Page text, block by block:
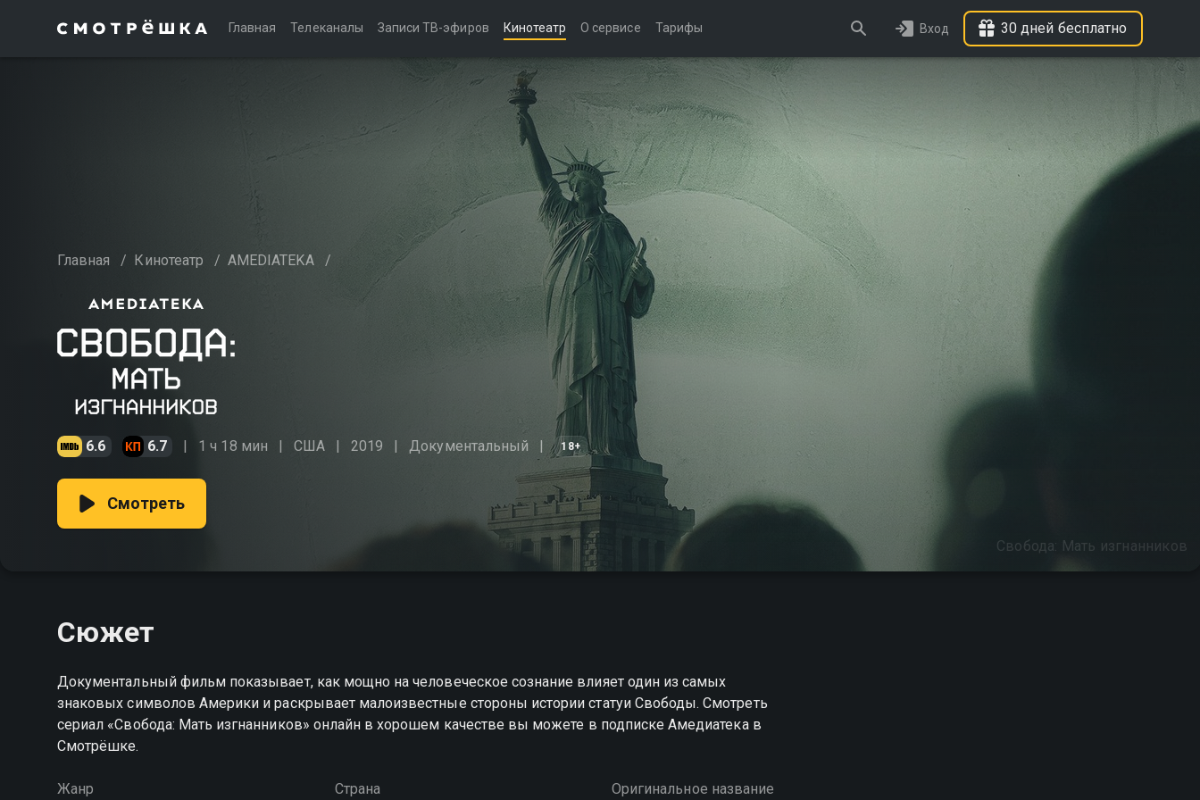
Главная Телеканалы Записи ТВ-эфиров Кинотеатр О сервисе Тарифы Вход 30 дней бесплатно
Главная / Кинотеатр / AMEDIATEKA /
6.6 6.7 1 ч 18 мин США 2019 Документальный 18+
Свобода: Мать изгнанников
Смотреть
Сюжет
Документальный фильм показывает, как мощно на человеческое сознание влияет один из самых
знаковых символов Америки и раскрывает малоизвестные стороны истории статуи Свободы. Смотреть
сериал «Свобода: Мать изгнанников» онлайн в хорошем качестве вы можете в подписке Амедиатека в
Смотрёшке.
Жанр Страна Оригинальное название